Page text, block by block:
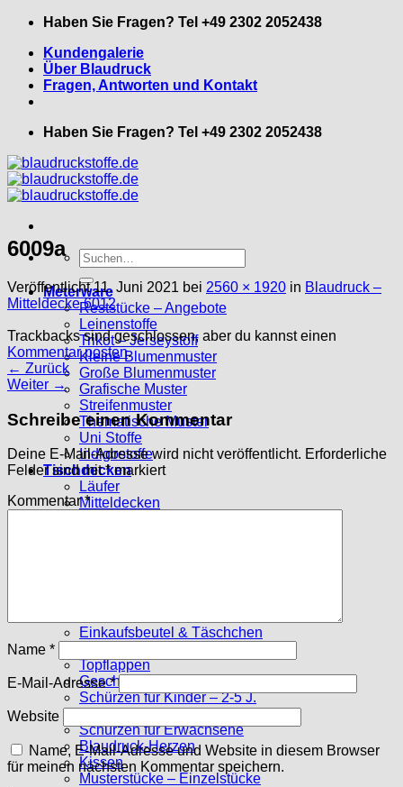
Zum
springen
Haben Sie Fragen? Tel +49 2302 2052438
Kundengalerie
Über Blaudruck
Fragen, Antworten und Kontakt
Haben Sie Fragen? Tel +49 2302 2052438
Suche
nach:
Meterware
Reststücke – Angebote
Leinenstoffe
Trikot – Jerseystoff
Kleine Blumenmuster
Große Blumenmuster
Grafische Muster
Streifenmuster
Thematische Muster
Uni Stoffe
Indigostoffe
Tischdecken
Läufer
Mitteldecken
Einkaufsbeutel & Täschchen
Topflappen
Geschirrtücher
Schürzen für Kinder – 2-5 J.
Schürzen f. Kinder – ab 6 J.
Schürzen für Erwachsene
Blaudruck-Herzen
Kissen
Musterstücke – Einzelstücke
6009a
Veröffentlicht11. Juni 2021 bei 2560 × 1920 in Blaudruck –
Mitteldecke 6012
Trackbacks sind geschlossen, aber du kannst einen
Kommentar posten.
← Zurück
Weiter →
Schreibe einen Kommentar
Deine E-Mail-Adresse wird nicht veröffentlicht. Erforderliche
Felder sind mit*markiert
Kommentar*
Name *
E-Mail-Adresse*
Website
Name, E-Mail-Adresse und Website in diesem Browser
für meinen nächsten Kommentar speichern.